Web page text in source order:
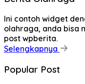
Ini contoh widget
olahraga, anda bisa
post wpberita.
Selengkapnya
Popular Post